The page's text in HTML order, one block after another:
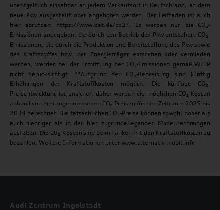
unentgeltlich einsehbar an jedem Verkaufsort in Deutschland, an dem
neue Pkw ausgestellt oder angeboten werden. Der Leitfaden ist auch
hier abrufbar: https://www.dat.de/co2/. Es werden nur die CO₂-
Emissionen angegeben, die durch den Betrieb des Pkw entstehen. CO₂-
Emissionen, die durch die Produktion und Bereitstellung des Pkw sowie
des Kraftstoffes bzw. der Energieträger entstehen oder vermieden
werden, werden bei der Ermittlung der CO₂-Emissionen gemäß WLTP
nicht berücksichtigt. **Aufgrund der CO₂-Bepreisung sind künftig
Erhöhungen der Kraftstoffkosten möglich. Die künftige CO₂-
Preisentwicklung ist unsicher, daher werden die möglichen CO₂-Kosten
anhand von drei angenommenen CO₂-Preisen für den Zeitraum 2025 bis
2034 berechnet. Die tatsächlichen CO₂-Preise können sowohl höher als
auch niedriger als in den hier zugrundeliegenden Modellrechnungen
ausfallen. Die CO₂-Kosten sind beim Tanken mit den Kraftstoffkosten zu
bezahlen. Weitere Informationen unter www.alternativ-mobil.info
Audi Zentrum Ingolstadt